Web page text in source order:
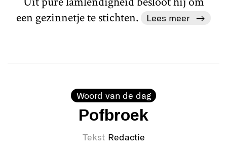
een gezinnetje te stichten.
Lees meer
Woord van de dag
Pofbroek
Tekst Redactie